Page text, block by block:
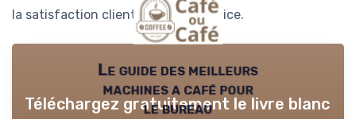
la satisfaction client à chaque service.
Le guide des meilleurs
machines a café pour
le bureau
Téléchargez gratuitement le livre blanc